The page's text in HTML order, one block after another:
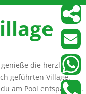
die herzliche
geführten Village.
am Pool entspannen.